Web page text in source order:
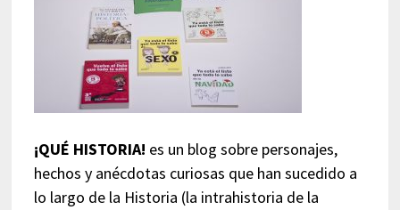
¡QUÉ HISTORIA! es un blog sobre personajes,
hechos y anécdotas curiosas que han sucedido a
lo largo de la Historia (la intrahistoria de la